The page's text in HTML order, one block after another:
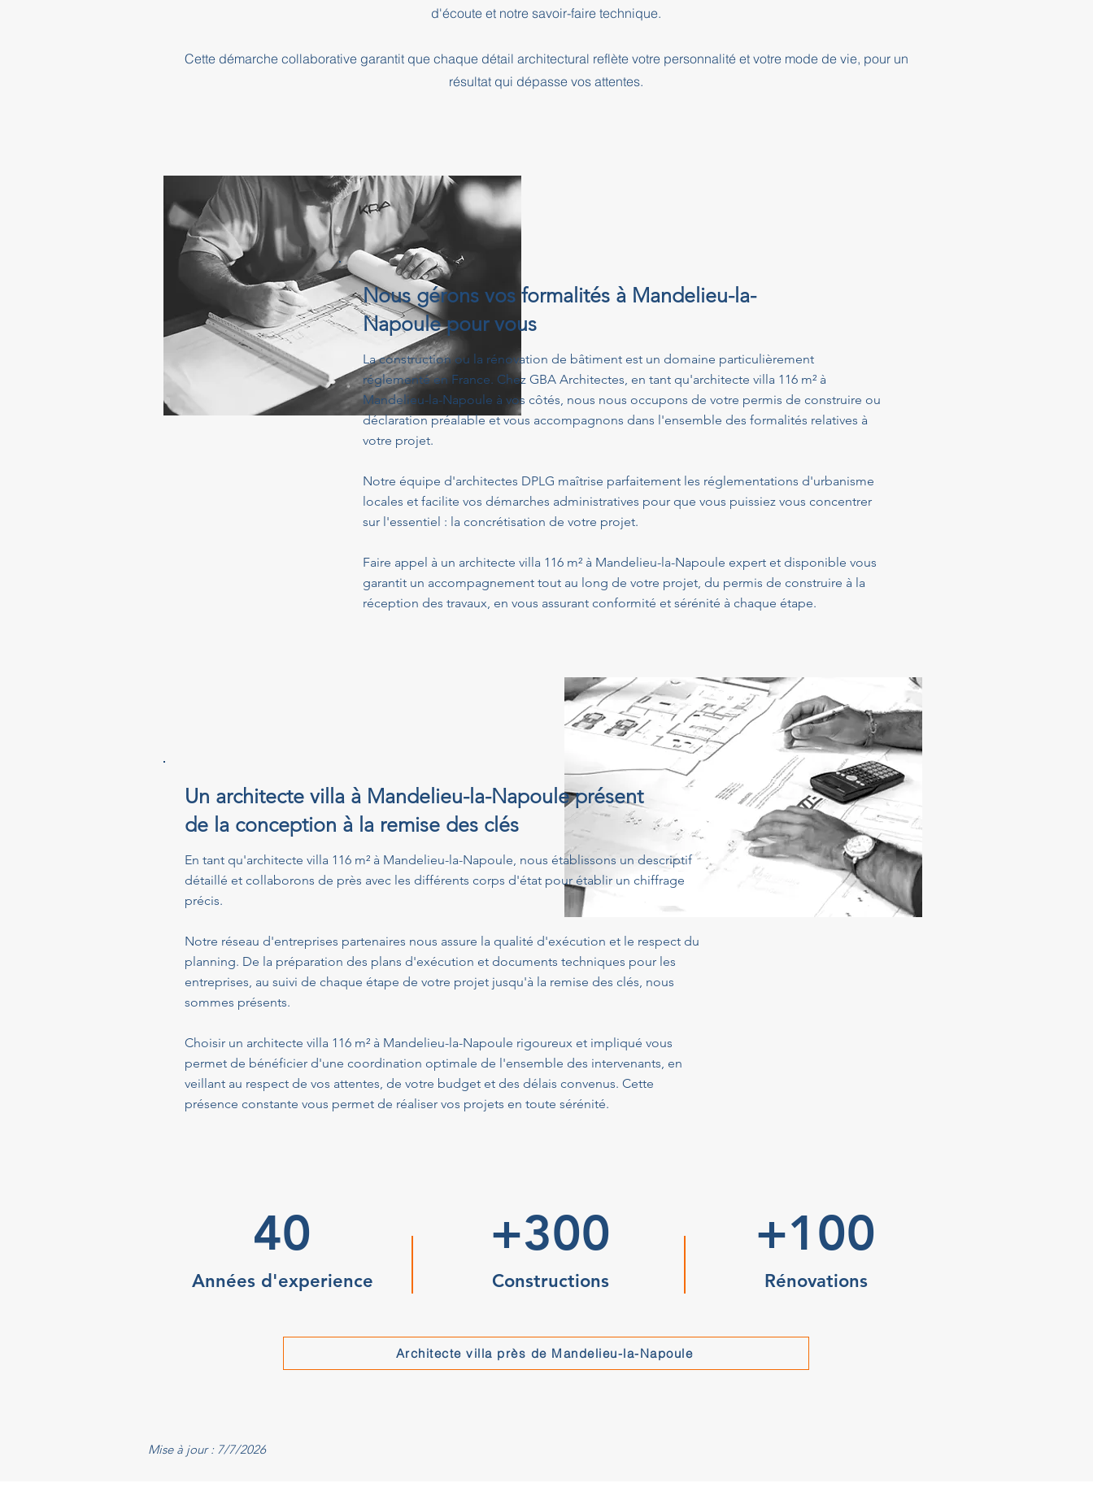
d'écoute et notre savoir-faire technique.
Cette démarche collaborative garantit que chaque détail architectural reflète votre personnalité et votre mode de vie, pour un
résultat qui dépasse vos attentes.
Nous gérons vos formalités à Mandelieu-la-
Napoule pour vous
La construction ou la rénovation de bâtiment est un domaine particulièrement
réglementé en France. Chez GBA Architectes, en tant qu'architecte villa 116 m² à
Mandelieu-la-Napoule à vos côtés, nous nous occupons de votre permis de construire ou
déclaration préalable et vous accompagnons dans l'ensemble des formalités relatives à
votre projet.
Notre équipe d'architectes DPLG maîtrise parfaitement les réglementations d'urbanisme
locales et facilite vos démarches administratives pour que vous puissiez vous concentrer
sur l'essentiel : la concrétisation de votre projet.
Faire appel à un architecte villa 116 m² à Mandelieu-la-Napoule expert et disponible vous
garantit un accompagnement tout au long de votre projet, du permis de construire à la
réception des travaux, en vous assurant conformité et sérénité à chaque étape.
Un architecte villa à Mandelieu-la-Napoule présent
de la conception à la remise des clés
En tant qu'architecte villa 116 m² à Mandelieu-la-Napoule, nous établissons un descriptif
détaillé et collaborons de près avec les différents corps d'état pour établir un chiffrage
précis.
Notre réseau d'entreprises partenaires nous assure la qualité d'exécution et le respect du
planning. De la préparation des plans d'exécution et documents techniques pour les
entreprises, au suivi de chaque étape de votre projet jusqu'à la remise des clés, nous
sommes présents.
Choisir un architecte villa 116 m² à Mandelieu-la-Napoule rigoureux et impliqué vous
permet de bénéficier d'une coordination optimale de l'ensemble des intervenants, en
veillant au respect de vos attentes, de votre budget et des délais convenus. Cette
présence constante vous permet de réaliser vos projets en toute sérénité.
40
Années d'experience
+300
Constructions
+100
Rénovations
Architecte villa près de Mandelieu-la-Napoule
Mise à jour : 7/7/2026